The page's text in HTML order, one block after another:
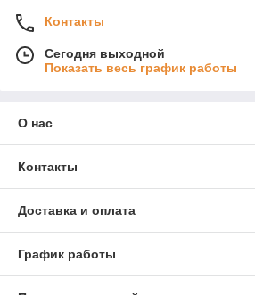
Контакты
Сегодня выходной
Показать весь график работы
О нас
Контакты
Доставка и оплата
График работы